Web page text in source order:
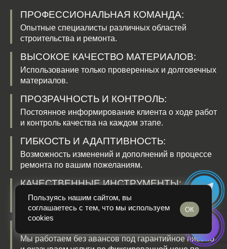
Вентиляционные работы (демонтаж)
Электромонтажные работы (демонтаж)
ПРОФЕССИОНАЛЬНАЯ КОМАНДА:
Опытные специалисты различных областей
строительства и ремонта.
ВЫСОКОЕ КАЧЕСТВО МАТЕРИАЛОВ:
Использование только проверенных и долговечных
материалов.
ПРОЗРАЧНОСТЬ И КОНТРОЛЬ:
Постоянное информирование клиента о ходе работ
и контроль качества на каждом этапе.
ГИБКОСТЬ И АДАПТИВНОСТЬ:
Возможность изменений и дополнений в процессе
ремонта по вашим пожеланиям.
КАЧЕСТВЕННЫЕ ИНСТРУМЕНТЫ:
Наличие дорогостоящего качественного
инструмента
Мы работаем без авансов под гарантийное письмо
Пользуясь нашим сайтом, вы
соглашаетесь с тем, что мы используем
cookies
ОК